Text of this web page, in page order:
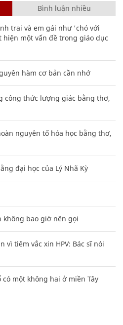
Bình luận nhiều
trai và em gái như 'chó với
một vấn đề trong giáo dục
hàm cơ bản cần nhớ
công thức lượng giác bằng thơ,
nguyên tố hóa học bằng thơ,
đại học của Lý Nhã Kỳ
không bao giờ nên gọi
vì tiêm vắc xin HPV: Bác sĩ nói
một không hai ở miền Tây